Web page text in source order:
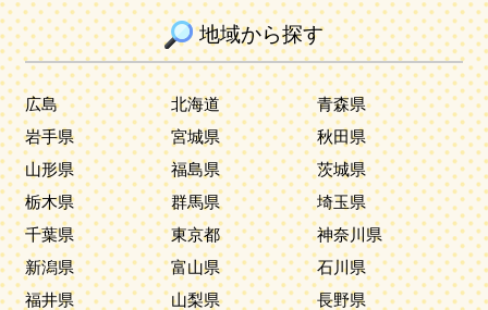
地域から探す
広島 北海道
青森県
岩手県
宮城県
秋田県
山形県
福島県
茨城県
栃木県
群馬県
埼玉県
千葉県
東京都
神奈川県
新潟県
富山県
石川県
福井県
山梨県
長野県